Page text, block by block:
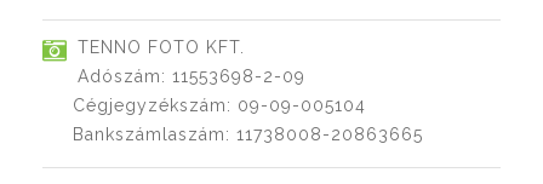
TENNO FOTO KFT.
Adószám: 11553698-2-09
Cégjegyzékszám: 09-09-005104
Bankszámlaszám: 11738008-20863665